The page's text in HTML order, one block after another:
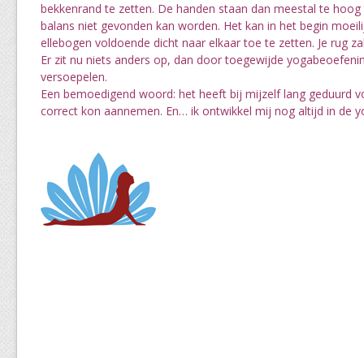
bekkenrand te zetten. De handen staan dan meestal te
balans niet gevonden kan worden. Het kan in het begin
ellebogen voldoende dicht naar elkaar toe te zetten. Je rug
Er zit nu niets anders op, dan door toegewijde
versoepelen.
Een bemoedigend woord: het heeft bij mijzelf lang geduurd
correct kon aannemen. En… ik ontwikkel mij nog altijd in de